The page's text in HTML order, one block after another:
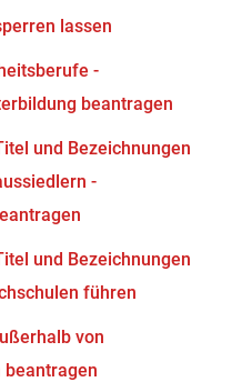
lassen
-
beantragen
und Bezeichnungen
-
und Bezeichnungen
führen
von